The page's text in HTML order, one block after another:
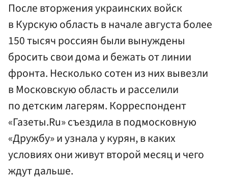
После вторжения украинских войск
в Курскую область в начале августа более
150 тысяч россиян были вынуждены
бросить свои дома и бежать от линии
фронта. Несколько сотен из них вывезли
в Московскую область и расселили
по детским лагерям. Корреспондент
«Газеты.Ru» съездила в подмосковную
«Дружбу» и узнала у курян, в каких
условиях они живут второй месяц и чего
ждут дальше.